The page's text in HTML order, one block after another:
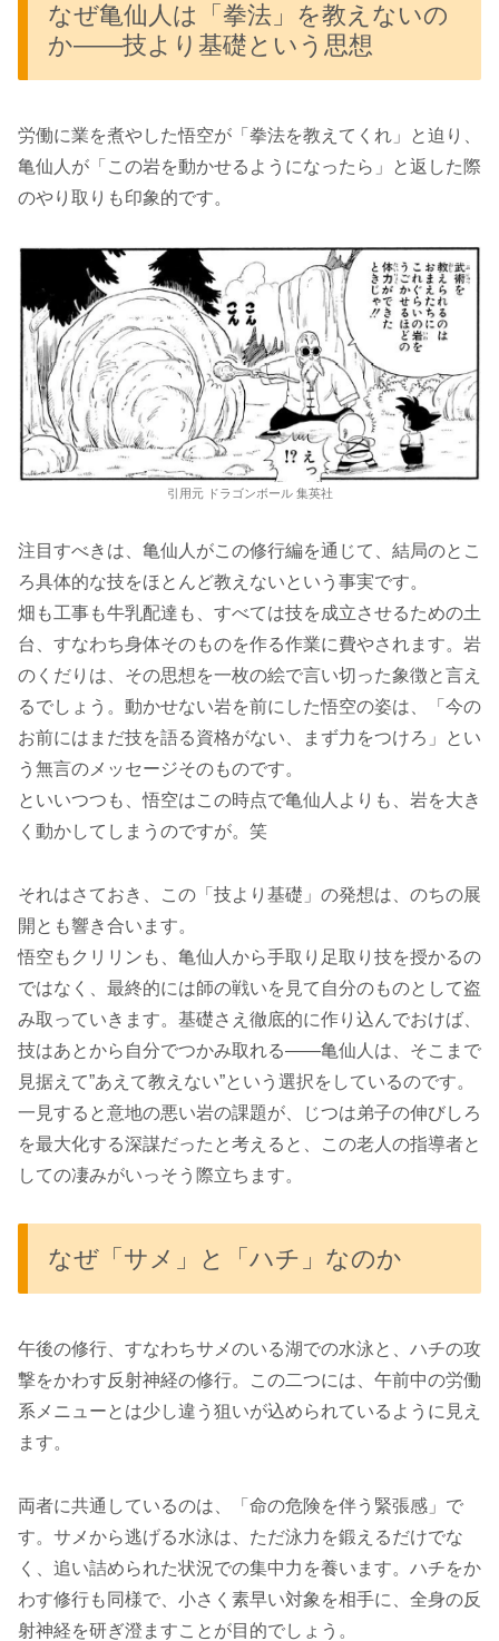
なぜ亀仙人は「拳法」を教えないの
か――技より基礎という思想
労働に業を煮やした悟空が「拳法を教えてくれ」と迫り、
亀仙人が「この岩を動かせるようになったら」と返した際
のやり取りも印象的です。
引用元 ドラゴンボール 集英社
注目すべきは、亀仙人がこの修行編を通じて、結局のとこ
ろ具体的な技をほとんど教えないという事実です。
畑も工事も牛乳配達も、すべては技を成立させるための土
台、すなわち身体そのものを作る作業に費やされます。岩
のくだりは、その思想を一枚の絵で言い切った象徴と言え
るでしょう。動かせない岩を前にした悟空の姿は、「今の
お前にはまだ技を語る資格がない、まず力をつけろ」とい
う無言のメッセージそのものです。
といいつつも、悟空はこの時点で亀仙人よりも、岩を大き
く動かしてしまうのですが。笑
それはさておき、この「技より基礎」の発想は、のちの展
開とも響き合います。
悟空もクリリンも、亀仙人から手取り足取り技を授かるの
ではなく、最終的には師の戦いを見て自分のものとして盗
み取っていきます。基礎さえ徹底的に作り込んでおけば、
技はあとから自分でつかみ取れる――亀仙人は、そこまで
見据えて”あえて教えない”という選択をしているのです。
一見すると意地の悪い岩の課題が、じつは弟子の伸びしろ
を最大化する深謀だったと考えると、この老人の指導者と
しての凄みがいっそう際立ちます。
なぜ「サメ」と「ハチ」なのか
午後の修行、すなわちサメのいる湖での水泳と、ハチの攻
撃をかわす反射神経の修行。この二つには、午前中の労働
系メニューとは少し違う狙いが込められているように見え
ます。
両者に共通しているのは、「命の危険を伴う緊張感」で
す。サメから逃げる水泳は、ただ泳力を鍛えるだけでな
く、追い詰められた状況での集中力を養います。ハチをか
わす修行も同様で、小さく素早い対象を相手に、全身の反
射神経を研ぎ澄ますことが目的でしょう。